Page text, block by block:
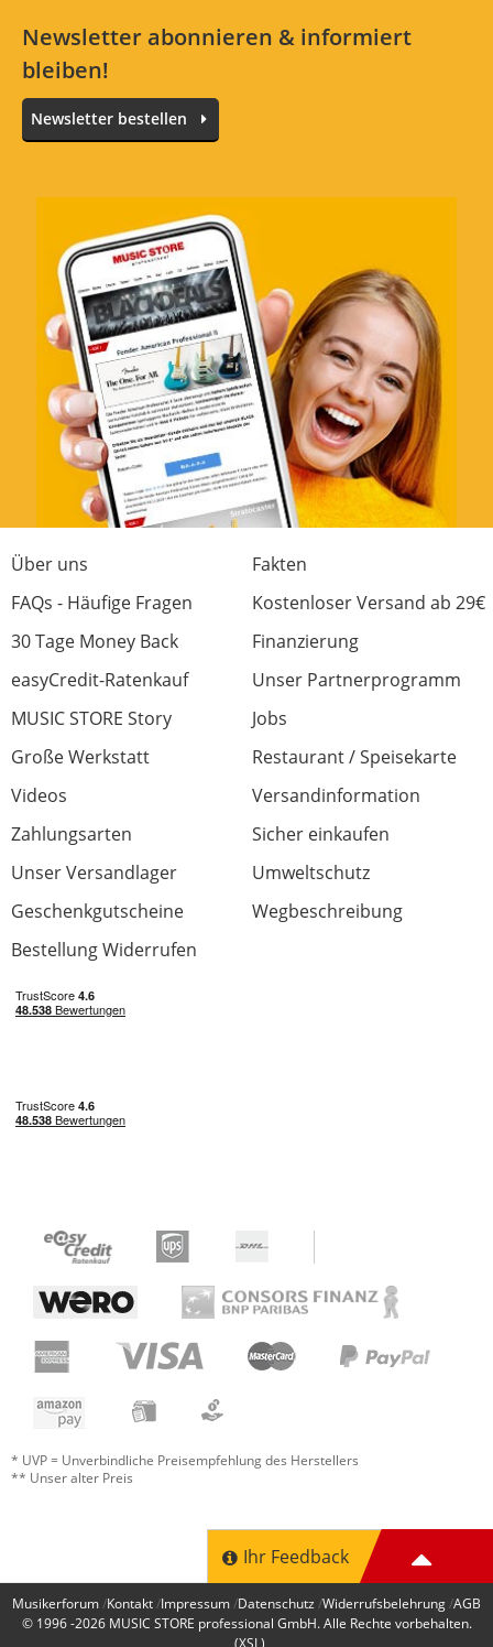
Newsletter abonnieren & informiert
bleiben!
Newsletter bestellen
Über uns
Fakten
FAQs - Häufige Fragen
Kostenloser Versand ab 29€
30 Tage Money Back
Finanzierung
easyCredit-Ratenkauf
Unser Partnerprogramm
MUSIC STORE Story
Jobs
Große Werkstatt
Restaurant / Speisekarte
Videos
Versandinformation
Zahlungsarten
Sicher einkaufen
Unser Versandlager
Umweltschutz
Geschenkgutscheine
Wegbeschreibung
Bestellung Widerrufen
* UVP = Unverbindliche Preisempfehlung des Herstellers
** Unser alter Preis
Ihr Feedback
Musikerforum Kontakt Impressum Datenschutz Widerrufsbelehrung AGB
© 1996 -2026 MUSIC STORE professional GmbH. Alle Rechte vorbehalten.
(XSL)